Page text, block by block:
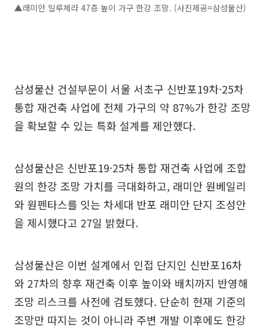
▲래미안 일루체라 47층 높이 가구 한강 조망. (사진제공=삼성물산)
삼성물산 건설부문이 서울 서초구 신반포19차·25차
통합 재건축 사업에 전체 가구의 약 87%가 한강 조망
을 확보할 수 있는 특화 설계를 제안했다.
삼성물산은 신반포19·25차 통합 재건축 사업에 조합
원의 한강 조망 가치를 극대화하고, 래미안 원베일리
와 원펜타스를 잇는 차세대 반포 래미안 단지 조성안
을 제시했다고 27일 밝혔다.
삼성물산은 이번 설계에서 인접 단지인 신반포16차
와 27차의 향후 재건축 이후 높이와 배치까지 반영해
조망 리스크를 사전에 검토했다. 단순히 현재 기준의
조망만 따지는 것이 아니라 주변 개발 이후에도 한강